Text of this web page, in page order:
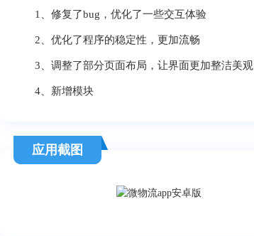
1、修复了bug，优化了一些交互体验
2、优化了程序的稳定性，更加流畅
3、调整了部分页面布局，让界面更加整洁美观
4、新增模块
应用截图